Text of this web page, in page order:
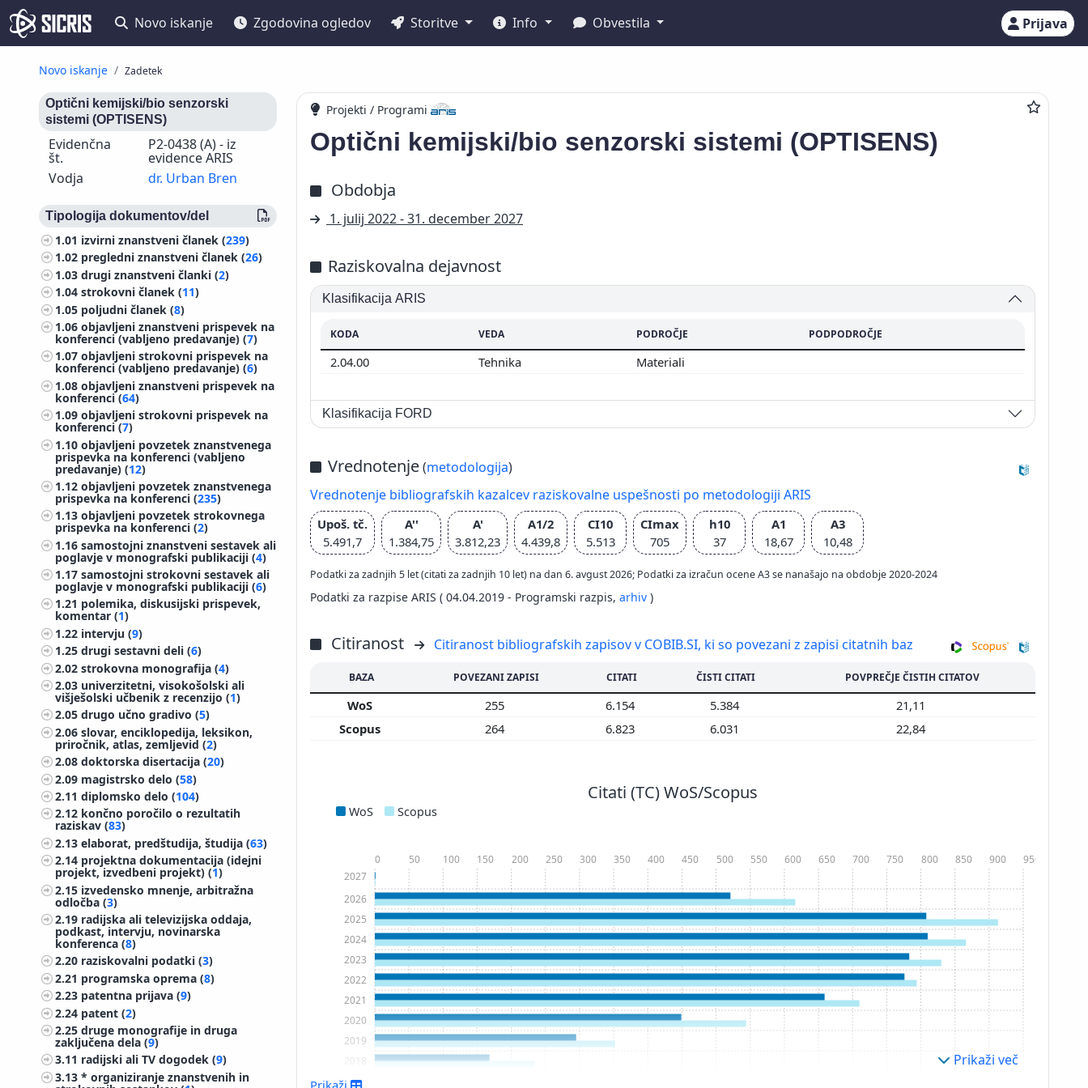
Novo iskanje Zgodovina ogledov Storitve Info Obvestila Prijava
Novo iskanje Zadetek
Optični kemijski/bio senzorski
sistemi (OPTISENS)
Evidenčna
št.
P2-0438 (A) - iz
evidence ARIS
Vodja
dr. Urban Bren
Tipologija dokumentov/del
1.01 izvirni znanstveni članek (239)
1.02 pregledni znanstveni članek (26)
1.03drugi znanstveni članki (2)
1.04strokovni članek (11)
1.05 poljudni članek (8)
1.06objavljeni znanstveni prispevek na
konferenci (vabljeno predavanje) (7)
1.07objavljeni strokovni prispevek na
konferenci (vabljeno predavanje) (6)
1.08objavljeni znanstveni prispevek na
konferenci (64)
1.09objavljeni strokovni prispevek na
konferenci (7)
1.10objavljeni povzetek znanstvenega
prispevka na konferenci (vabljeno
predavanje) (12)
1.12objavljeni povzetek znanstvenega
prispevka na konferenci (235)
1.13objavljeni povzetek strokovnega
prispevka na konferenci (2)
1.16samostojni znanstveni sestavek ali
poglavje v monografski publikaciji (4)
1.17samostojni strokovni sestavek ali
poglavje v monografski publikaciji (6)
1.21 polemika, diskusijski prispevek,
komentar (1)
1.22 intervju (9)
1.25drugi sestavni deli (6)
2.02strokovna monografija (4)
2.03 univerzitetni, visokošolski ali
višješolski učbenik z recenzijo (1)
2.05drugo učno gradivo (5)
2.06slovar, enciklopedija, leksikon,
priročnik, atlas, zemljevid (2)
2.08doktorska disertacija (20)
2.09 magistrsko delo (58)
2.11diplomsko delo (104)
2.12 končno poročilo o rezultatih
raziskav (83)
2.13elaborat, predštudija, študija (63)
2.14 projektna dokumentacija (idejni
projekt, izvedbeni projekt) (1)
2.15 izvedensko mnenje, arbitražna
odločba (3)
2.19 radijska ali televizijska oddaja,
podkast, intervju, novinarska
konferenca (8)
2.20 raziskovalni podatki (3)
2.21 programska oprema (8)
2.23 patentna prijava (9)
2.24 patent (2)
2.25druge monografije in druga
zaključena dela (9)
3.11 radijski ali TV dogodek (9)
3.13* organiziranje znanstvenih in
Projekti / Programi
Optični kemijski/bio senzorski sistemi (OPTISENS)
Obdobja
1. julij 2022 - 31. december 2027
Raziskovalna dejavnost
Klasifikacija ARIS
KODA VEDA PODROČJE PODPODROČJE
2.04.00 Tehnika Materiali
Klasifikacija FORD
Vrednotenje(metodologija)
Vrednotenje bibliografskih kazalcev raziskovalne uspešnosti po metodologiji ARIS
Upoš. tč.
5.491,7
A''
1.384,75
A'
3.812,23
A1/2
4.439,8
CI10
5.513
CImax
705
h10
37
A1
18,67
A3
10,48
Podatki za zadnjih 5 let (citati za zadnjih 10 let) na dan 6. avgust 2026; Podatki za izračun ocene A3 se nanašajo na obdobje 2020-2024
Podatki za razpise ARIS ( 04.04.2019 - Programski razpis, arhiv )
Citiranost Citiranost bibliografskih zapisov v COBIB.SI, ki so povezani z zapisi citatnih baz
BAZA POVEZANI ZAPISI CITATI ČISTI CITATI POVPREČJE ČISTIH CITATOV
WoS 255 6.154 5.384
21,11
Scopus
264 6.823 6.031 22,84
Citati (TC) WoS/Scopus
WoS Scopus
2017
2019
2020
2021
2022
2023
2024
2025
2026
2027
0 50 100 150 200 250 300 350 400 450 500 550 600 650 700 750 800 850 900 950
Prikaži več
Prikaži